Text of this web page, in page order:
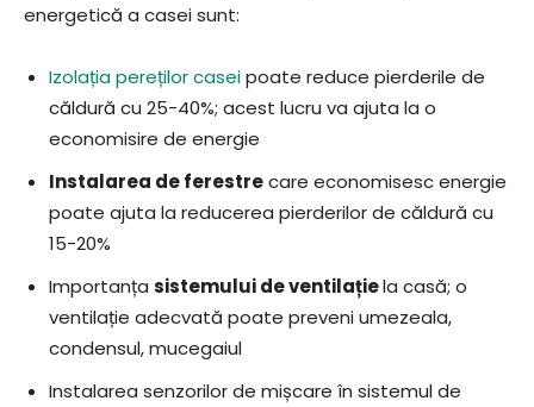
energetică a casei sunt:
Izolația pereților caseipoate reduce pierderile de
căldură cu 25-40%; acest lucru va ajuta la o
economisire de energie
Instalarea de ferestrecare economisesc energie
poate ajuta la reducerea pierderilor de căldură cu
15-20%
Importanța sistemului de ventilațiela casă; o
ventilație adecvată poate preveni umezeala,
condensul, mucegaiul
Instalarea senzorilor de mișcare în sistemul de